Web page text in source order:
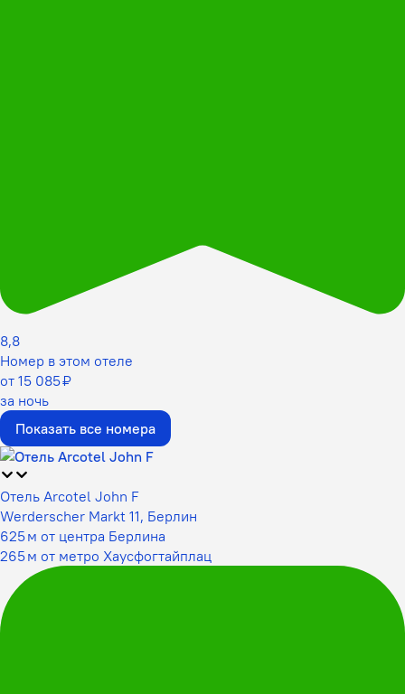
8,8
Номер в этом отеле
от 15 085 ₽
за ночь
Показать все номера
Отель Arcotel John F
Werderscher Markt 11, Берлин
625 м от центра Берлина
265 м от метро Хаусфогтайплац